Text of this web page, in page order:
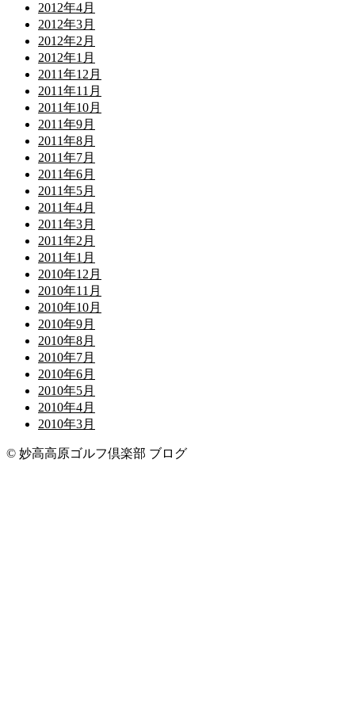
2012年4月
2012年3月
2012年2月
2012年1月
2011年12月
2011年11月
2011年10月
2011年9月
2011年8月
2011年7月
2011年6月
2011年5月
2011年4月
2011年3月
2011年2月
2011年1月
2010年12月
2010年11月
2010年10月
2010年9月
2010年8月
2010年7月
2010年6月
2010年5月
2010年4月
2010年3月
© 妙高高原ゴルフ倶楽部 ブログ